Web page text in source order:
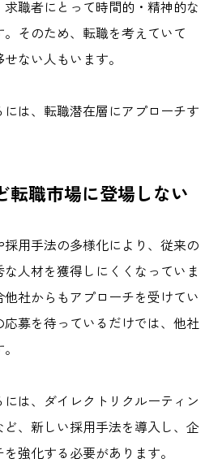
職者にとって時間的・精神的な
そのため、転職を考えていて
ない人もいます。
は、転職潜在層にアプローチす
転職市場に登場しない
用手法の多様化により、従来の
人材を獲得しにくくなっていま
社からもアプローチを受けてい
募を待っているだけでは、他社
は、ダイレクトリクルーティン
、新しい採用手法を導入し、企
強化する必要があります。